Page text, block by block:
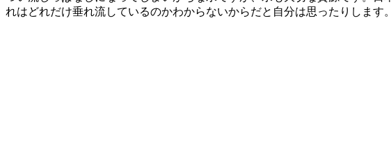
れはどれだけ垂れ流しているのかわからないからだと自分は思ったりします